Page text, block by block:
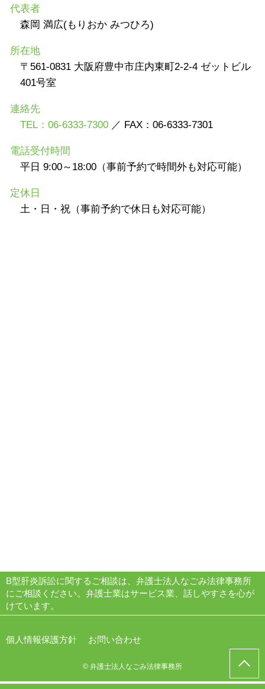
代表者
森岡 満広(もりおか みつひろ)
所在地
〒561-0831 大阪府豊中市庄内東町2-2-4 ゼットビル
401号室
連絡先
TEL：06-6333-7300 ／ FAX：06-6333-7301
電話受付時間
平日 9:00～18:00（事前予約で時間外も対応可能）
定休日
土・日・祝（事前予約で休日も対応可能）
B型肝炎訴訟に関するご相談は、弁護士法人なごみ法律事務所
にご相談ください。弁護士業はサービス業、話しやすさを心が
けています。
個人情報保護方針 お問い合わせ
© 弁護士法人なごみ法律事務所